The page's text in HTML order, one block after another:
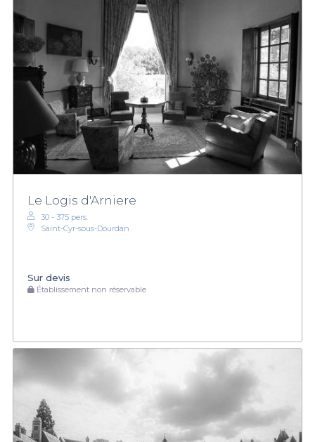
Le Logis d'Arniere
30 - 375 pers.
Saint-Cyr-sous-Dourdan
Sur devis
Établissement non réservable